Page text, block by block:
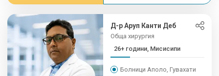
Д-р Аруп Канти Деб
Обща хирургия
26+ години, Мисисипи
Болници Аполо, Гувахати